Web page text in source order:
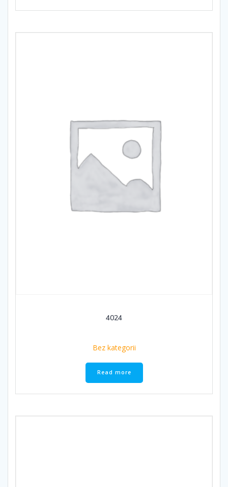
4024
Bez kategorii
Read more